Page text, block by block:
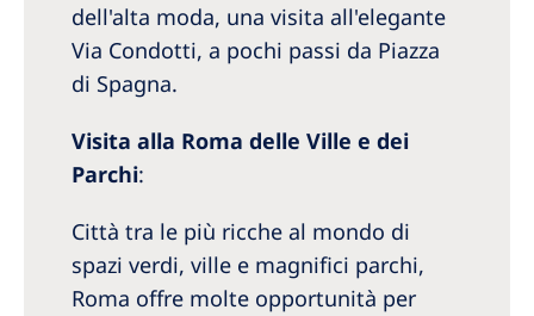
dell'alta moda, una visita all'elegante
Via Condotti, a pochi passi da Piazza
di Spagna.
Visita alla Roma delle Ville e dei
Parchi:
Città tra le più ricche al mondo di
spazi verdi, ville e magnifici parchi,
Roma offre molte opportunità per